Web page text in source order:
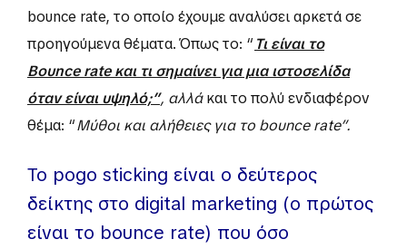
bounce rate, το οποίο έχουμε αναλύσει αρκετά σε
προηγούμενα θέματα. Όπως το: “ Τι είναι το
Bounce rate και τι σημαίνει για μια ιστοσελίδα
όταν είναι υψηλό;”, αλλάκαι το πολύ ενδιαφέρον
θέμα: “Μύθοι και αλήθειες για το bounce rate”.
Το pogo sticking είναι ο δεύτερος
δείκτης στο digital marketing (ο πρώτος
είναι το bounce rate) που όσο